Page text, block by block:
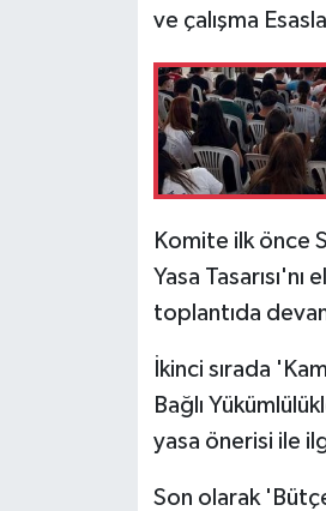
ve çalışma
Komite ilk önce
Yasa
toplantıda
İkinci sırada
Bağlı
yasa önerisi ile
Son olarak
TEKNOLOJİ